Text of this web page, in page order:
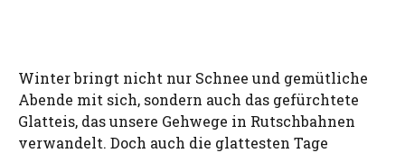
Winter bringt nicht nur Schnee und gemütliche
Abende mit sich, sondern auch das gefürchtete
Glatteis, das unsere Gehwege in Rutschbahnen
verwandelt. Doch auch die glattesten Tage